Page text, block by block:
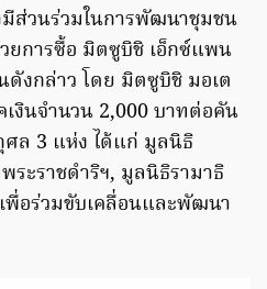
ส่วนร่วมในการพัฒนาชุมชน
ยการซื้อ มิตซูบิชิ เอ็กซ์แพน
นดังกล่าว โดย มิตซูบิชิ มอเต
เงินจำนวน 2,000 บาทต่อคัน
ศล 3 แห่ง ได้แก่ มูลนิธิ
ระราชดำริฯ, มูลนิธิรามาธิ
อร่วมขับเคลื่อนและพัฒนา